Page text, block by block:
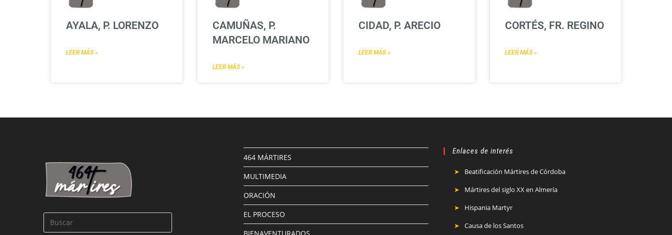
AYALA, P. LORENZO
LEER MÁS »
CAMUÑAS, P.
MARCELO MARIANO
LEER MÁS »
CIDAD, P. ARECIO
LEER MÁS »
CORTÉS, FR. REGINO
LEER MÁS »
464 MÁRTIRES
MULTIMEDIA
ORACIÓN
EL PROCESO
BIENAVENTURADOS
Enlaces de interés
Beatificación Mártires de Córdoba
Mártires del siglo XX en Almería
Hispania Martyr
Causa de los Santos